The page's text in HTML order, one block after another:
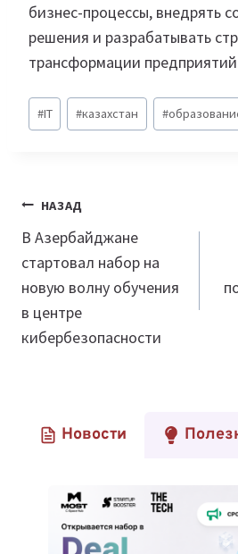
бизнес-процессы, внедрять
решения и разрабатывать
трансформации
Метки
записи:
#IT #казахстан #
Навигация
по
записям
НАЗАД
В Азербайджане
стартовал набор на
новую волну обучения
в центре
кибербезопасности
Новости